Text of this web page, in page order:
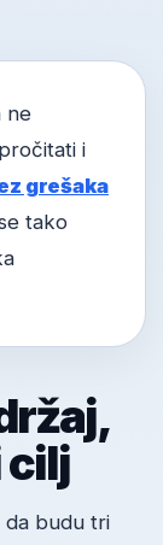
ne
i
grešaka
tako
cilj
da budu tri